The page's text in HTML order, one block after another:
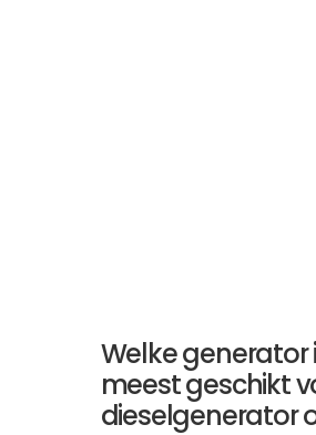
Welke generator
meest geschikt
dieselgenerator